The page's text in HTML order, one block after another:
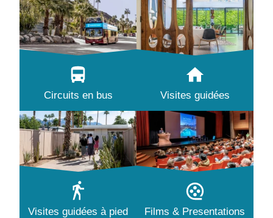
Circuits en bus Visites guidées
Visites guidées à pied Films & Presentations